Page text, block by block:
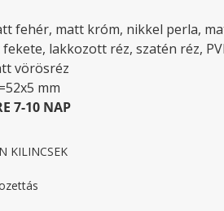
fehér, matt króm, nikkel perla,
lakkozott réz, szatén réz,
vörösréz
mm
7-10 NAP
KILINCSEK